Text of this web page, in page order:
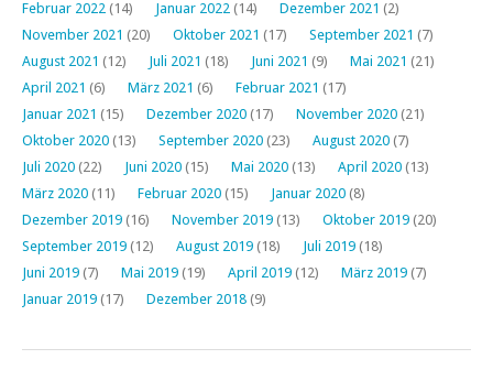
Februar 2022 (14) Januar 2022 (14) Dezember 2021 (2)
November 2021 (20) Oktober 2021 (17) September 2021 (7)
August 2021 (12) Juli 2021 (18) Juni 2021 (9) Mai 2021 (21)
April 2021 (6) März 2021 (6) Februar 2021 (17)
Januar 2021 (15) Dezember 2020 (17) November 2020 (21)
Oktober 2020 (13) September 2020 (23) August 2020 (7)
Juli 2020 (22) Juni 2020 (15) Mai 2020 (13) April 2020 (13)
März 2020 (11) Februar 2020 (15) Januar 2020 (8)
Dezember 2019 (16) November 2019 (13) Oktober 2019 (20)
September 2019 (12) August 2019 (18) Juli 2019 (18)
Juni 2019 (7) Mai 2019 (19) April 2019 (12) März 2019 (7)
Januar 2019 (17) Dezember 2018 (9)